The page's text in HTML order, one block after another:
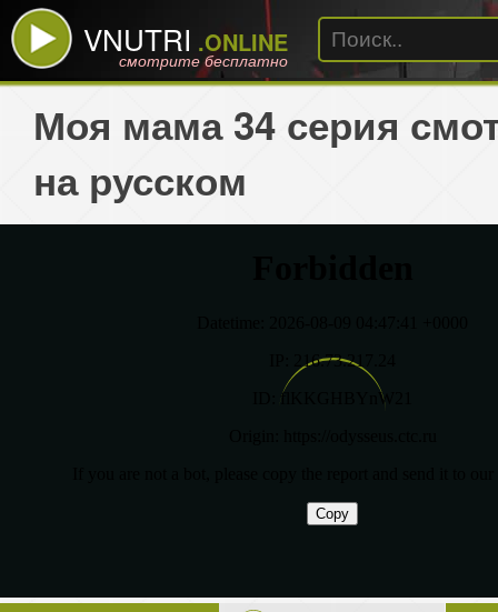
VNUTRI .ONLINE
смотрите бесплатно
Моя мама 34 серия
на русском